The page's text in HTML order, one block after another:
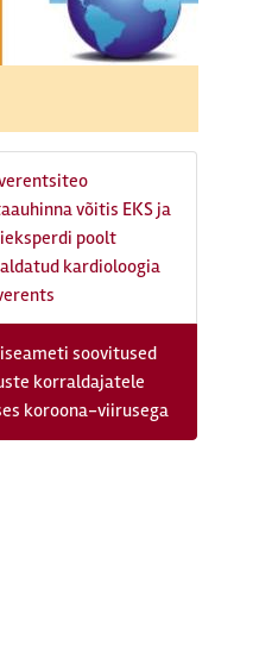
võitis EKS ja
poolt
kardioloogia
soovitused
korraldajatele
koroona-viirusega